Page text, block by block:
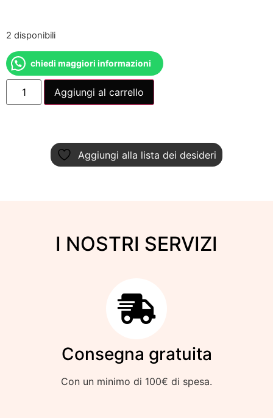
2 disponibili
chiedi maggiori informazioni
Aggiungi al carrello
Aggiungi alla lista dei desideri
I NOSTRI SERVIZI
Consegna gratuita
Con un minimo di 100€ di spesa.